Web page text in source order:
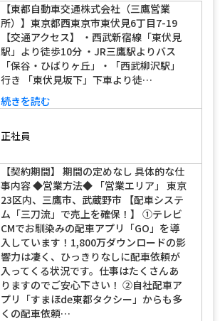
【東都自動車交通株式会社（三鷹営業
所）】東京都西東京市東伏見6丁目7-19
【交通アクセス】 ・西武新宿線「東伏見
駅」より徒歩10分 ・JR三鷹駅よりバス
「保谷・ひばりヶ丘」・「西武柳沢駅」
行き 「東伏見坂下」下車より徒…
続きを読む
正社員
【契約期間】 期間の定めなし 具体的な仕
事内容 ◆営業方法◆ 「営業エリア」 東京
23区内、三鷹市、武蔵野市 【配車システ
ム「三刀流」で売上を確保！】 ➀テレビ
CMでお馴染みの配車アプリ「GO」を導
入しています！1,800万ダウンロードの影
響力は凄く、ひっきりなしに配車依頼が
入ってくる状況です。仕事はたくさんあ
りますのでご安心下さい！ ➁自社配車ア
プリ「すまほde東都タクシー」からも多
くの配車依頼…